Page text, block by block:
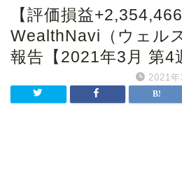
【評価損益+2,354,466
WealthNavi（ウェル
報告【2021年3月 第4
2021年